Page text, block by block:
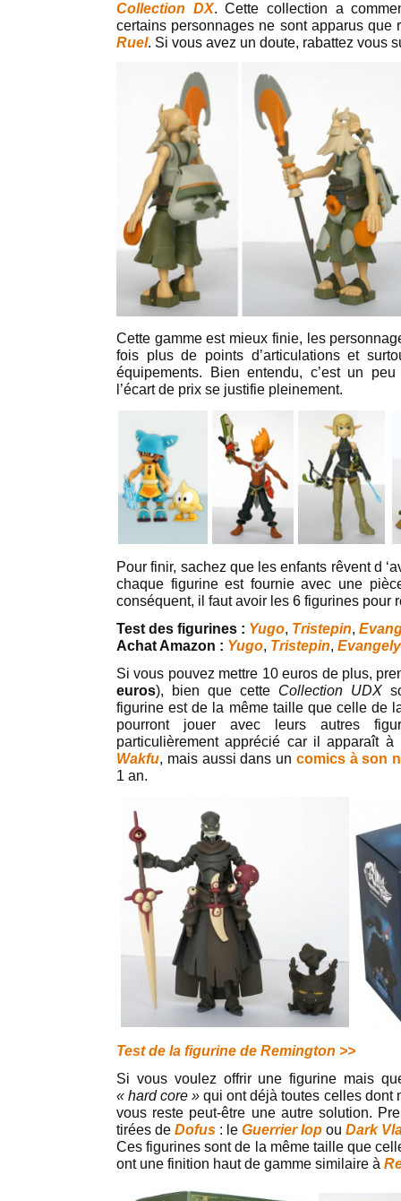
Collection DX. Cette collection a
certains personnages ne sont apparus que
Ruel. Si vous avez un doute, rabattez vous
Cette gamme est mieux finie, les
fois plus de points d’articulations et
équipements. Bien entendu, c’est un
l’écart de prix se justifie pleinement.
Pour finir, sachez que les enfants rêvent d
chaque figurine est fournie avec une
conséquent, il faut avoir les 6 figurines pour
Test des figurines : Yugo, Tristepin,
Achat Amazon : Yugo, Tristepin,
Si vous pouvez mettre 10 euros de plus,
euros), bien que cette Collection UDX
figurine est de la même taille que celle de
pourront jouer avec leurs autres
particulièrement apprécié car il apparaît
Wakfu, mais aussi dans un comics à son
1 an.
Test de la figurine de Remington >>
Si vous voulez offrir une figurine mais
« hard core » qui ont déjà toutes celles dont
vous reste peut-être une autre solution.
tirées de Dofus : le Guerrier Iop ou Dark
Ces figurines sont de la même taille que
ont une finition haut de gamme similaire à